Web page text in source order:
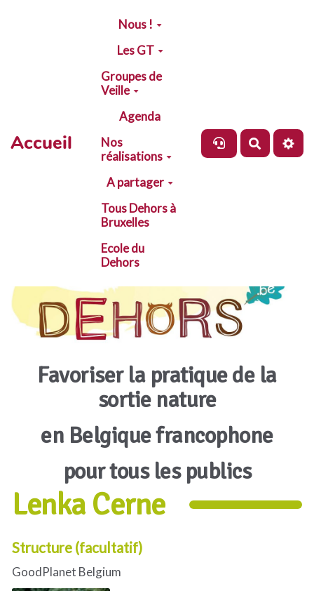
Aller au contenu principal
Accueil
Nous !
Les GT
Groupes de
Veille
Agenda
Nos
réalisations
A partager
Tous Dehors à
Bruxelles
Ecole du
Dehors
Favoriser la pratique de la
sortie nature
en Belgique francophone
pour tous les publics
Lenka Cerne
Structure (facultatif)
GoodPlanet Belgium